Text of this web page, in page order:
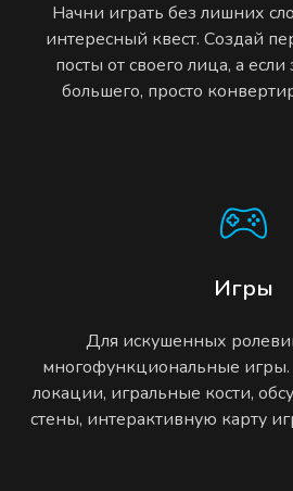
Начни играть без лишних
интересный квест. Создай
посты от своего лица, а
большего, просто
Игры
Для искушенных
многофункциональные
локации, игральные кости,
стены, интерактивную карту